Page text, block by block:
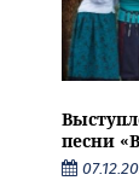
песни